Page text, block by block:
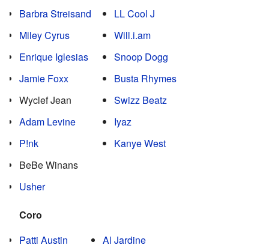
Barbra Streisand
Miley Cyrus
Enrique Iglesias
Jamie Foxx
Wyclef Jean
Adam Levine
P!nk
BeBe Winans
Usher
LL Cool J
Will.i.am
Snoop Dogg
Busta Rhymes
Swizz Beatz
Iyaz
Kanye West
Coro
Patti Austin
Al Jardine